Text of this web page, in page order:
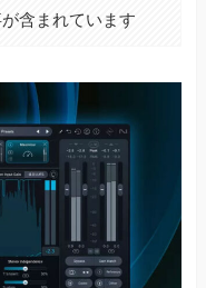
含まれています